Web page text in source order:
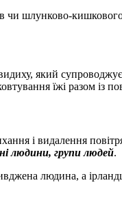
чи шлунково-кишкового
який
їжі разом із
і видалення
людини, групи людей.
людина, а